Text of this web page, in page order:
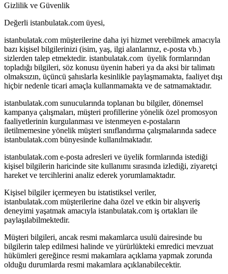
Gizlilik ve Güvenlik
Değerli istanbulatak.com üyesi,
istanbulatak.com müşterilerine daha iyi hizmet verebilmek amacıyla
bazı kişisel bilgilerinizi (isim, yaş, ilgi alanlarınız, e-posta vb.)
sizlerden talep etmektedir. istanbulatak.com üyelik formlarından
topladığı bilgileri, söz konusu üyenin haberi ya da aksi bir talimatı
olmaksızın, üçüncü şahıslarla kesinlikle paylaşmamakta, faaliyet dışı
hiçbir nedenle ticari amaçla kullanmamakta ve de satmamaktadır.
istanbulatak.com sunucularında toplanan bu bilgiler, dönemsel
kampanya çalışmaları, müşteri profillerine yönelik özel promosyon
faaliyetlerinin kurgulanması ve istenmeyen e-postaların
iletilmemesine yönelik müşteri sınıflandırma çalışmalarında sadece
istanbulatak.com bünyesinde kullanılmaktadır.
istanbulatak.com e-posta adresleri ve üyelik formlarında istediği
kişisel bilgilerin haricinde site kullanımı sırasında izlediği, ziyaretçi
hareket ve tercihlerini analiz ederek yorumlamaktadır.
Kişisel bilgiler içermeyen bu istatistiksel veriler,
istanbulatak.com müşterilerine daha özel ve etkin bir alışveriş
deneyimi yaşatmak amacıyla istanbulatak.com iş ortakları ile
paylaşılabilmektedir.
Müşteri bilgileri, ancak resmi makamlarca usulü dairesinde bu
bilgilerin talep edilmesi halinde ve yürürlükteki emredici mevzuat
hükümleri gereğince resmi makamlara açıklama yapmak zorunda
olduğu durumlarda resmi makamlara açıklanabilecektir.